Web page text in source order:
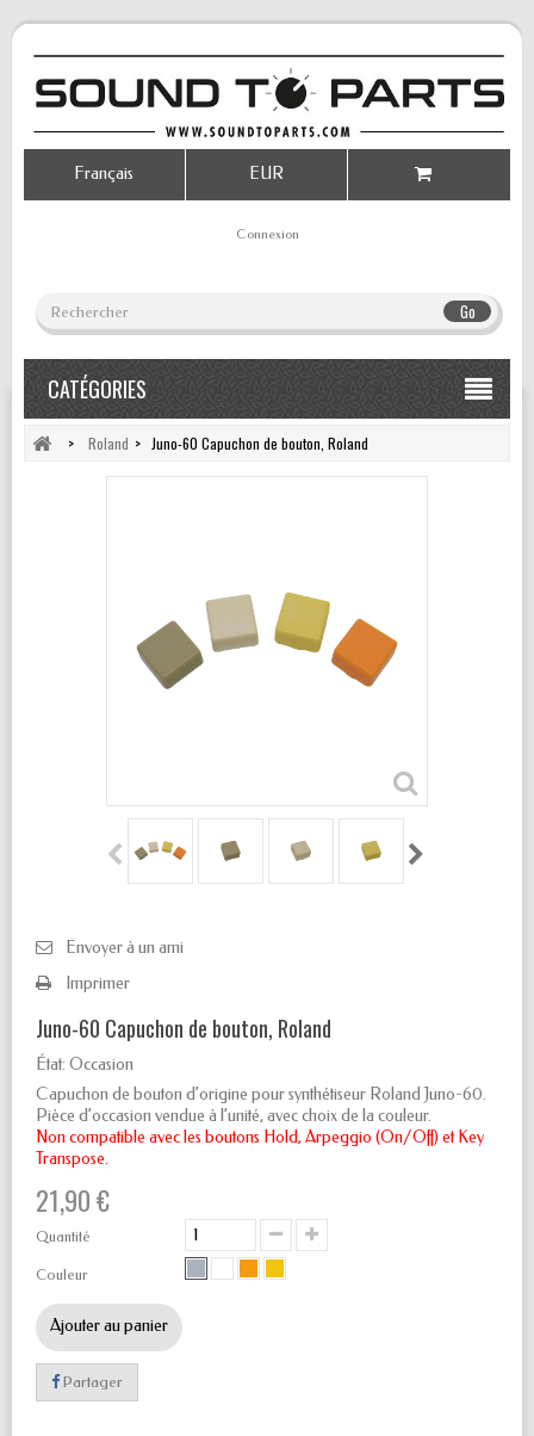
Go
Connexion
EUR
Français
CATÉGORIES
> Roland > Juno-60 Capuchon de bouton, Roland
Envoyer à un ami
Imprimer
Juno-60 Capuchon de bouton, Roland
État: Occasion
Capuchon de bouton d’origine pour synthétiseur Roland Juno-60.
Pièce d’occasion vendue à l’unité, avec choix de la couleur.
Non compatible avec les boutons Hold, Arpeggio (On/Off) et Key
Transpose.
21,90 €
Quantité
Couleur
Ajouter au panier
Partager